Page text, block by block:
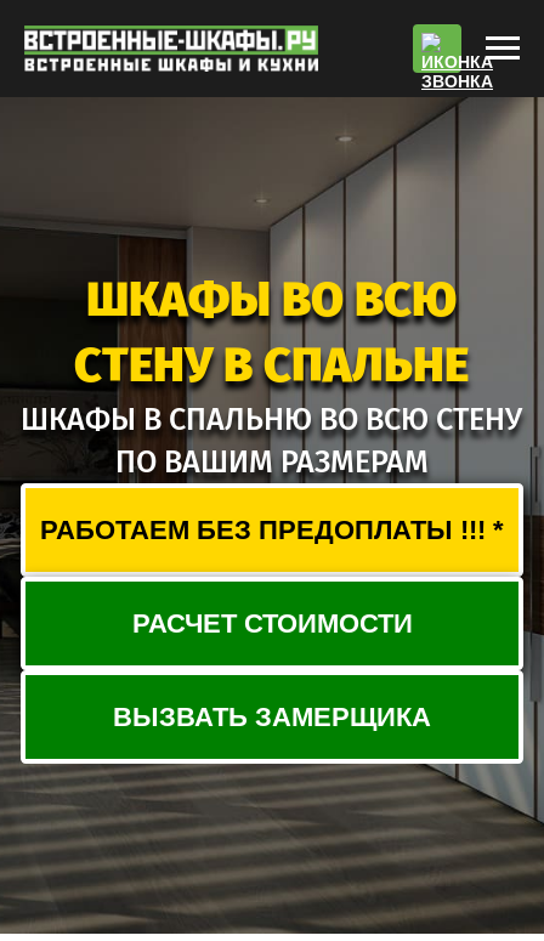
ШКАФЫ ВО ВСЮ
ШКАФЫ В СПАЛЬНЮ ВО ВСЮ СТЕНУ
ПО ВАШИМ РАЗМЕРАМ
РАБОТАЕМ БЕЗ ПРЕДОПЛАТЫ !!! *
РАСЧЕТ СТОИМОСТИ